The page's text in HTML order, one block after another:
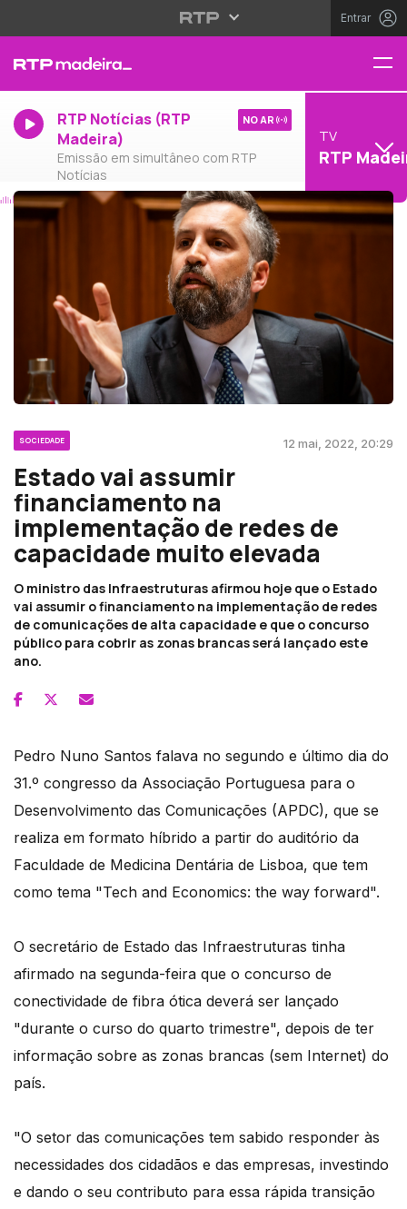
Entrar
RTP Notícias (RTP
Madeira)
Emissão em simultâneo com RTP
Notícias
NO AR
TV
RTP
SOCIEDADE 12 mai, 2022, 20:29
Estado vai assumir
financiamento na
implementação de redes de
capacidade muito elevada
O ministro das Infraestruturas afirmou hoje que o Estado
vai assumir o financiamento na implementação de redes
de comunicações de alta capacidade e que o concurso
público para cobrir as zonas brancas será lançado este
ano.
Pedro Nuno Santos falava no segundo e último dia do
31.º congresso da Associação Portuguesa para o
Desenvolvimento das Comunicações (APDC), que se
realiza em formato híbrido a partir do auditório da
Faculdade de Medicina Dentária de Lisboa, que tem
como tema "Tech and Economics: the way forward".
O secretário de Estado das Infraestruturas tinha
afirmado na segunda-feira que o concurso de
conectividade de fibra ótica deverá ser lançado
"durante o curso do quarto trimestre", depois de ter
informação sobre as zonas brancas (sem Internet) do
país.
"O setor das comunicações tem sabido responder às
necessidades dos cidadãos e das empresas, investindo
e dando o seu contributo para essa rápida transição